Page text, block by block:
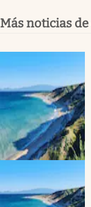
Más noticias de